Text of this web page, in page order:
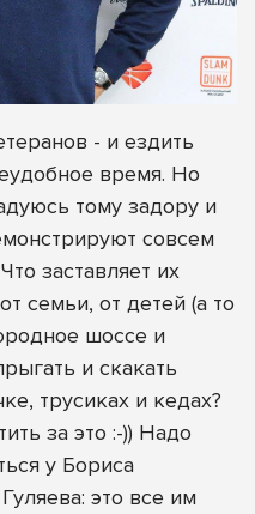
- и ездить
время. Но
тому задору и
совсем
заставляет их
семьи, от детей (а то
шоссе и
и скакать
трусиках и кедах?
за это :-)) Надо
у Бориса
это все им